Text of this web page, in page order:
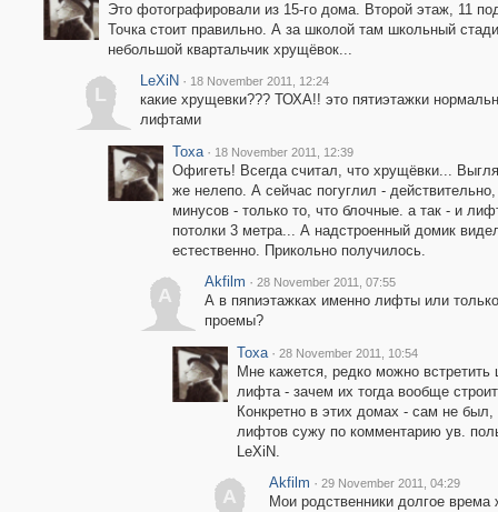
Это фотографировали из 15-го дома. Второй этаж, 11
Точка стоит правильно. А за школой там школьный
небольшой квартальчик хрущёвок...
L
LeXiN · 18 November 2011, 12:24
какие хрущевки??? ТОХА!! это пятиэтажки
лифтами
Toxa · 18 November 2011, 12:39
Офигеть! Всегда считал, что хрущёвки...
же нелепо. А сейчас погуглил - действительно,
минусов - только то, что блочные. а так - и
потолки 3 метра... А надстроенный домик
естественно. Прикольно получилось.
A
Akfilm · 28 November 2011, 07:55
А в пяnиэтажках именно лифты или
проемы?
Toxa · 28 November 2011, 10:54
Мне кажется, редко можно встретить
лифта - зачем их тогда вообще
Конкретно в этих домах - сам не был,
лифтов сужу по комментарию ув.
LeXiN.
A
Akfilm · 29 November 2011, 04:29
Мои родственники долгое